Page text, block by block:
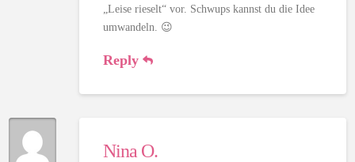
„Leise rieselt“ vor. Schwups kannst du die Idee
umwandeln. 😉
Reply
Nina O.